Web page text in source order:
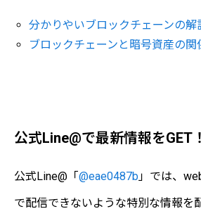
分かりやいブロックチェーンの解
ブロックチェーンと暗号資産の関
公式Line@で最新情報をGET！
公式Line@「 @eae0487b」では、
で配信できないような特別な情報を